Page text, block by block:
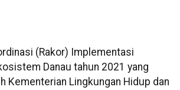
(Rakor) Implementasi
Danau tahun 2021 yang
Kementerian Lingkungan Hidup dan